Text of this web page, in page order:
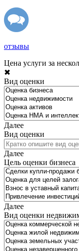
отзывы
Цена услуги за
✖
Вид оценки
Далее
Вид оценки
Далее
Цель оценки бизнеса
Далее
Вид оценки